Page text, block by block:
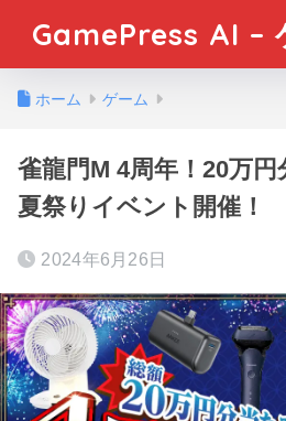
GamePress AI –
ホーム ゲーム
雀龍門M 4周年！20万
夏祭りイベント開催！
2024年6月26日